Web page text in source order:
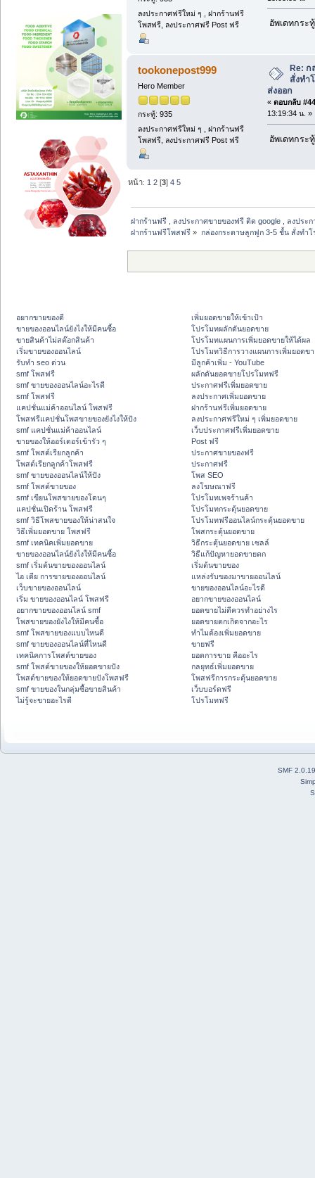
ลงประกาศฟรีใหม่ ๆ , ฝากร้านฟรี
โพสฟรี, ลงประกาศฟรี Post ฟรี
อัพเดทกระทู้
tookonepost999
Hero Member
กระทู้: 935
ลงประกาศฟรีใหม่ ๆ , ฝากร้านฟรี
โพสฟรี, ลงประกาศฟรี Post ฟรี
Re: ก
สั่งทำ
ส่งออก
« ตอบกลับ
13:19:34 น. »
อัพเดทกระทู้
หน้า: 1 2 [3]4 5
ฝากร้านฟรี , ลงประกาศขายของฟรี ติด google , ลงประ
ฝากร้านฟรีโพสฟรี » กล่องกระดาษลูกฟูก 3-5 ชั้น สั่งทำ
อยากขายของดี
ขายของออนไลน์ยังไงให้มีคนซื้อ
ขายสินค้าไม่สต๊อกสินค้า
เริ่มขายของออนไลน์
รับทำ seo ด่วน
smf โพสฟรี
smf ขายของออนไลน์อะไรดี
smf โพสฟรี
แคปชั่นแม่ค้าออนไลน์ โพสฟรี
โพสฟรีแคปชั่นโพสขายของยังไงให้ปัง
smf แคปชั่นแม่ค้าออนไลน์
ขายของให้ออร์เดอร์เข้ารัว ๆ
smf โพสต์เรียกลูกค้า
โพสต์เรียกลูกค้าโพสฟรี
smf ขายของออนไลน์ให้ปัง
smf โพสต์ขายของ
smf เขียนโพสขายของโดนๆ
แคปชั่นเปิดร้าน โพสฟรี
smf วิธีโพสขายของให้น่าสนใจ
วิธีเพิ่มยอดขาย โพสฟรี
smf เทคนิคเพิ่มยอดขาย
ขายของออนไลน์ยังไงให้มีคนซื้อ
smf เริ่มต้นขายของออนไลน์
ไอ เดีย การขายของออนไลน์
เว็บขายของออนไลน์
เริ่ม ขายของออนไลน์ โพสฟรี
อยากขายของออนไลน์ smf
โพสขายของยังไงให้มีคนซื้อ
smf โพสขายของแบบไหนดี
smf ขายของออนไลน์ที่ไหนดี
เทคนิคการโพสต์ขายของ
smf โพสต์ขายของให้ยอดขายปัง
โพสต์ขายของให้ยอดขายปังโพสฟรี
smf ขายของในกลุ่มซื้อขายสินค้า
ไม่รู้จะขายอะไรดี
เพิ่มยอดขายให้เข้าเป้า
โปรโมทผลักดันยอดขาย
โปรโมทแผนการเพิ่มยอดขายให้ได้ผล
โปรโมทวิธีการวางแผนการเพิ่มยอดข
มีลูกค้าเพิ่ม - YouTube
ผลักดันยอดขายโปรโมทฟรี
ประกาศฟรีเพิ่มยอดขาย
ลงประกาศเพิ่มยอดขาย
ฝากร้านฟรีเพิ่มยอดขาย
ลงประกาศฟรีใหม่ ๆ เพิ่มยอดขาย
เว็บประกาศฟรีเพิ่มยอดขาย
Post ฟรี
ประกาศขายของฟรี
ประกาศฟรี
โพส SEO
ลงโฆษณาฟรี
โปรโมทเพจร้านค้า
โปรโมทกระตุ้นยอดขาย
โปรโมทฟรีออนไลน์กระตุ้นยอดขาย
โพสกระตุ้นยอดขาย
วิธีกระตุ้นยอดขาย เซลล์
วิธีแก้ปัญหายอดขายตก
เริ่มต้นขายของ
แหล่งรับของมาขายออนไลน์
ขายของออนไลน์อะไรดี
อยากขายของออนไลน์
ยอดขายไม่ดีควรทำอย่างไร
ยอดขายตกเกิดจากอะไร
ทำไมต้องเพิ่มยอดขาย
ขายฟรี
ยอดการขาย คืออะไร
กลยุทธ์เพิ่มยอดขาย
โพสฟรีการกระตุ้นยอดขาย
เว็บบอร์ดฟรี
โปรโมทฟรี
SMF 2.0.19